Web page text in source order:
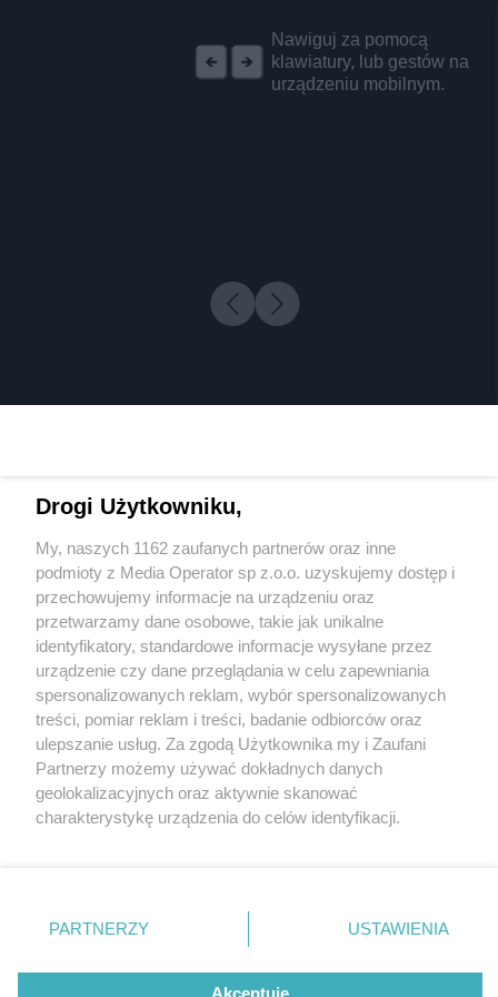
Nawiguj za pomocą
klawiatury, lub gestów na
urządzeniu mobilnym.
1 / 0
Wydawca mediów lokalnych
Nie zapomnij
zapoznać się z:
polityką prywatności regulamin korzystania z portali
Twojemiasto
Piekary Śląskie
Chorzów
Tarnowskie Góry
Gliwice
Skontakuj sięz nami
Kontakt
Wydawca
Redakcja
Drogi Użytkowniku,
My, naszych 1162 zaufanych partnerów oraz inne
podmioty z Media Operator sp z.o.o. uzyskujemy dostęp i
przechowujemy informacje na urządzeniu oraz
przetwarzamy dane osobowe, takie jak unikalne
identyfikatory, standardowe informacje wysyłane przez
urządzenie czy dane przeglądania w celu zapewniania
spersonalizowanych reklam, wybór spersonalizowanych
treści, pomiar reklam i treści, badanie odbiorców oraz
ulepszanie usług. Za zgodą Użytkownika my i Zaufani
Partnerzy możemy używać dokładnych danych
geolokalizacyjnych oraz aktywnie skanować
charakterystykę urządzenia do celów identyfikacji.
zmienić/wycofać klikając przycisk ustawień prywatności
znajdujący się w lewym dolnym rogu strony
rodzaje przetwarzania danych nie wymagają zgody
użytkownika, ale masz prawo sprzeciwić się takiemu
PARTNERZY USTAWIENIA
Akceptuję